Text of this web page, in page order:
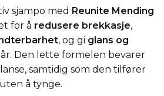
sjampo med Reunite Mending
for å redusere brekkasje,
, og gi glans og
Den lette formelen bevarer
samtidig som den tilfører
å tynge.